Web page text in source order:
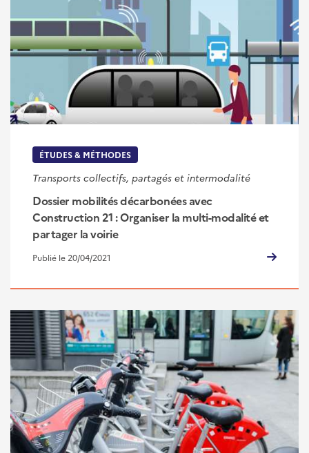
ÉTUDES & MÉTHODES
Transports collectifs, partagés et intermodalité
Dossier mobilités décarbonées avec
Construction 21 : Organiser la multi-modalité et
partager la voirie
Publié le 20/04/2021